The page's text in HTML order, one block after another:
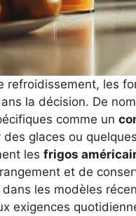
refroidissement, les
la décision. De
comme un
glaces ou
les frigos
et de
les modèles
exigences